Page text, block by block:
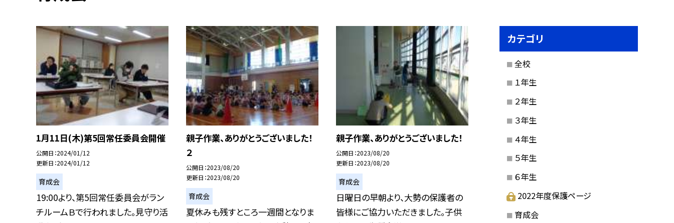
1月11日(木)第5回常任委員会開催
公開日 2024/01/12
更新日 2024/01/12
育成会
19:00より、第5回常任委員会がラン
チルームＢで行われました。見守り活
親子作業、ありがとうございました！
２
公開日 2023/08/20
更新日 2023/08/20
育成会
夏休みも残すところ一週間となりま
親子作業、ありがとうございました！
公開日 2023/08/20
更新日 2023/08/20
育成会
日曜日の早朝より、大勢の保護者の
皆様にご協力いただきました。子供
カテゴリ
全校
１年生
２年生
３年生
４年生
５年生
６年生
2022年度保護ページ
育成会